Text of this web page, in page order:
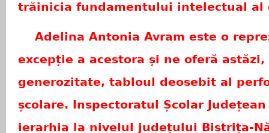
trăinicia fundamentului intelectual al
Adelina Antonia Avram este o
excepție a acestora și ne oferă
generozitate, tabloul deosebit al
școlare. Inspectoratul Școlar
ierarhia la nivelul județului Bistrița-